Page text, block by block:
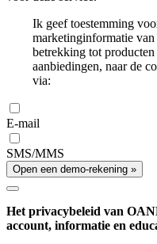
Ik geef toestemming
marketinginformatie
betrekking tot
aanbiedingen, naar de
via:
E-mail
SMS/MMS
Open een demo-rekening »
Het privacybeleid van
account, informatie en